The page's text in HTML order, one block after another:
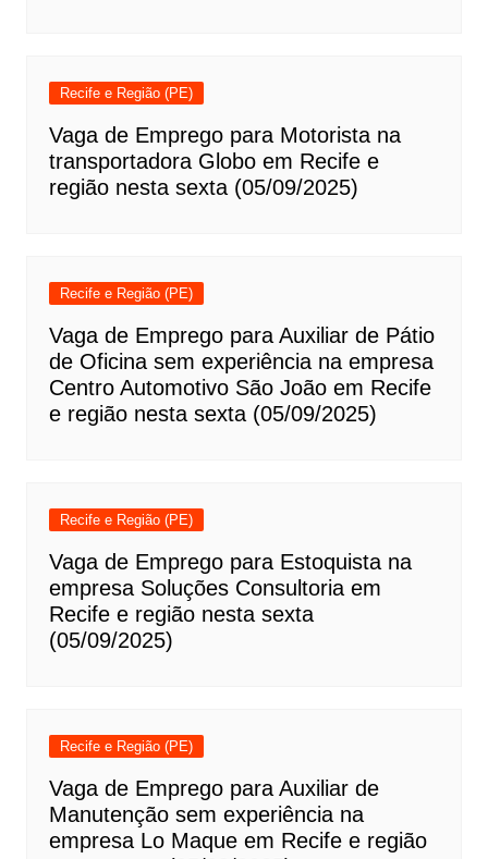
Recife e Região (PE)
Vaga de Emprego para Motorista na
transportadora Globo em Recife e
região nesta sexta (05/09/2025)
Recife e Região (PE)
Vaga de Emprego para Auxiliar de Pátio
de Oficina sem experiência na empresa
Centro Automotivo São João em Recife
e região nesta sexta (05/09/2025)
Recife e Região (PE)
Vaga de Emprego para Estoquista na
empresa Soluções Consultoria em
Recife e região nesta sexta
(05/09/2025)
Recife e Região (PE)
Vaga de Emprego para Auxiliar de
Manutenção sem experiência na
empresa Lo Maque em Recife e região